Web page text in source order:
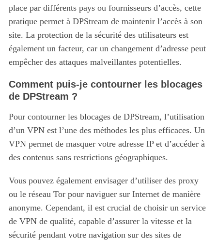
place par différents pays ou fournisseurs d’accès, cette
pratique permet à DPStream de maintenir l’accès à son
site. La protection de la sécurité des utilisateurs est
également un facteur, car un changement d’adresse peut
empêcher des attaques malveillantes potentielles.
Comment puis-je contourner les blocages
de DPStream ?
Pour contourner les blocages de DPStream, l’utilisation
d’un VPN est l’une des méthodes les plus efficaces. Un
VPN permet de masquer votre adresse IP et d’accéder à
des contenus sans restrictions géographiques.
Vous pouvez également envisager d’utiliser des proxy
ou le réseau Tor pour naviguer sur Internet de manière
anonyme. Cependant, il est crucial de choisir un service
de VPN de qualité, capable d’assurer la vitesse et la
sécurité pendant votre navigation sur des sites de